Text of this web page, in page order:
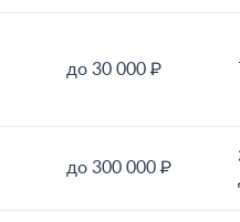
до 30 000 ₽
до 300 000 ₽